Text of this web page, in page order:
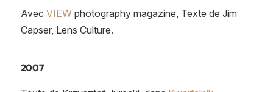
Avec VIEWphotography magazine, Texte de Jim
Capser, Lens Culture.
2007